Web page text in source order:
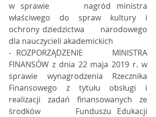
w sprawie      nagród ministra
właściwego do spraw kultury i
ochrony dziedzictwa      narodowego
dla nauczycieli akademickich
- ROZPORZĄDZENIE      MINISTRA
FINANSÓW z dnia 22 maja 2019 r. w
sprawie wynagrodzenia Rzecznika
Finansowego z tytułu obsługi i
realizacji zadań finansowanych ze
środków      Funduszu Edukacji